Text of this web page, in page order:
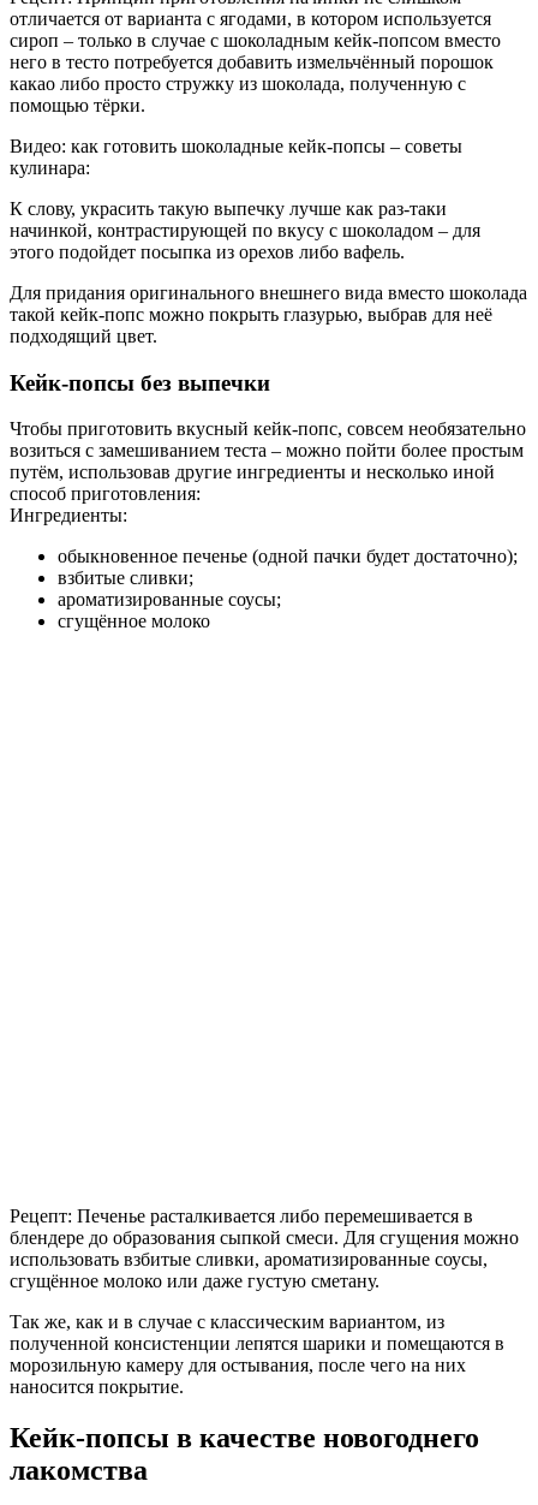
отличается от варианта с ягодами, в котором используется
сироп – только в случае с шоколадным кейк-попсом вместо
него в тесто потребуется добавить измельчённый порошок
какао либо просто стружку из шоколада, полученную с
помощью тёрки.
Видео: как готовить шоколадные кейк-попсы – советы
кулинара:
К слову, украсить такую выпечку лучше как раз-таки
начинкой, контрастирующей по вкусу с шоколадом – для
этого подойдет посыпка из орехов либо вафель.
Для придания оригинального внешнего вида вместо шоколада
такой кейк-попс можно покрыть глазурью, выбрав для неё
подходящий цвет.
Кейк-попсы без выпечки
Чтобы приготовить вкусный кейк-попс, совсем необязательно
возиться с замешиванием теста – можно пойти более простым
путём, использовав другие ингредиенты и несколько иной
способ приготовления:
Ингредиенты:
обыкновенное печенье (одной пачки будет достаточно);
взбитые сливки;
ароматизированные соусы;
сгущённое молоко
Рецепт: Печенье расталкивается либо перемешивается в
блендере до образования сыпкой смеси. Для сгущения можно
использовать взбитые сливки, ароматизированные соусы,
сгущённое молоко или даже густую сметану.
Так же, как и в случае с классическим вариантом, из
полученной консистенции лепятся шарики и помещаются в
морозильную камеру для остывания, после чего на них
наносится покрытие.
Кейк-попсы в качестве новогоднего
лакомства